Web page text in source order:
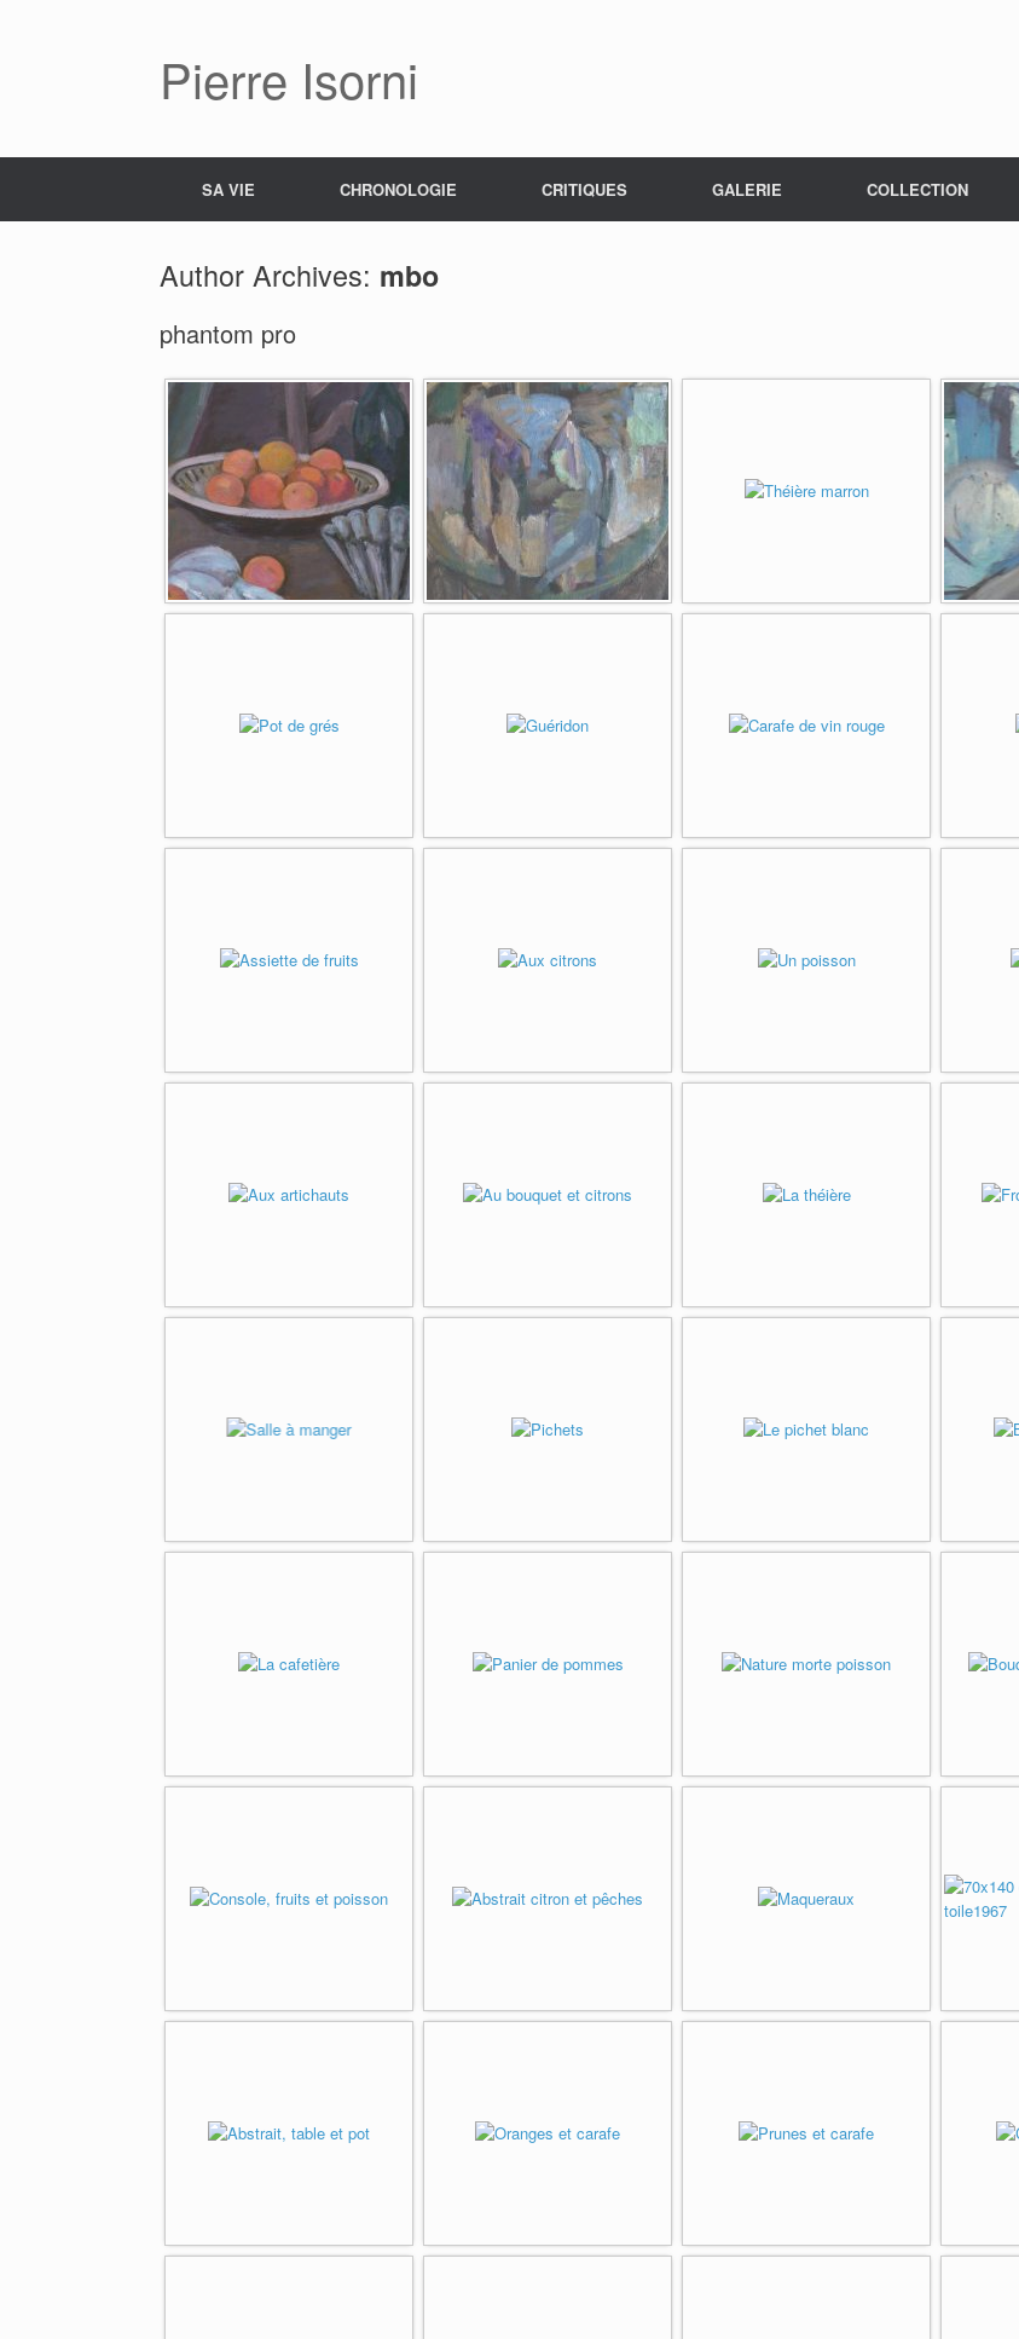
Pierre Isorni
SA VIE CHRONOLOGIE CRITIQUES GALERIE COLLECTION
Author Archives: mbo
phantom pro